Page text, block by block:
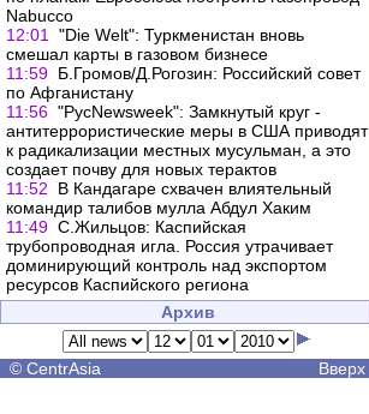
Nabucco
12:01
"Die Welt": Туркменистан вновь
смешал карты в газовом бизнесе
11:59 Б.Громов/Д.Рогозин: Российский совет
по Афганистану
11:56 "РусNewsweek": Замкнутый круг -
антитеррористические меры в США приводят
к радикализации местных мусульман, а это
создает почву для новых терактов
11:52
В Кандагаре схвачен влиятельный
командир талибов мулла Абдул Хаким
11:49 С.Жильцов: Каспийская
трубопроводная игла. Россия утрачивает
доминирующий контроль над экспортом
ресурсов Каспийского региона
Архив
© CentrAsia Вверх